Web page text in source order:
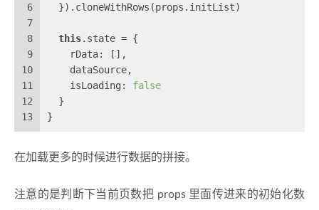
6
7
8
9
10
11
12
13
  }).cloneWithRows(props.initList)
this.state = {
    rData: [],
    dataSource,
    isLoading:
false
  }
}
在加载更多的时候进行数据的拼接。
注意的是判断下当前页数把 props 里面传进来的初始化数